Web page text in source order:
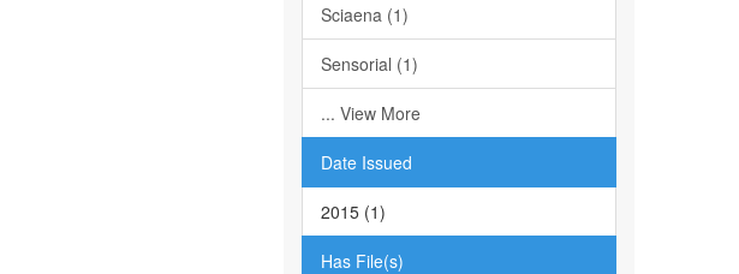
Sciaena (1)
Sensorial (1)
... View More
Date Issued
2015 (1)
Has File(s)